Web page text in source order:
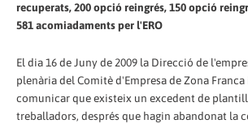
recuperats, 200 opció reingrés, 150 opció
581 acomiadaments per l'ERO
El dia 16 de Juny de 2009 la Direcció de
plenària del Comitè d'Empresa de Zona
comunicar que existeix un excedent de
treballadors, després que hagin abandonat la